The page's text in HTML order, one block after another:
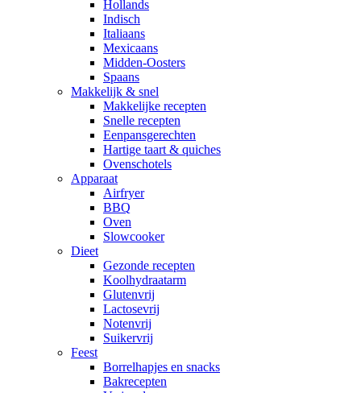
Hollands
Indisch
Italiaans
Mexicaans
Midden-Oosters
Spaans
Makkelijk & snel
Makkelijke recepten
Snelle recepten
Eenpansgerechten
Hartige taart & quiches
Ovenschotels
Apparaat
Airfryer
BBQ
Oven
Slowcooker
Dieet
Gezonde recepten
Koolhydraatarm
Glutenvrij
Lactosevrij
Notenvrij
Suikervrij
Feest
Borrelhapjes en snacks
Bakrecepten